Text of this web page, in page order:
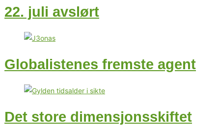
22. juli avslørt
Globalistenes fremste agent
Det store dimensjonsskiftet